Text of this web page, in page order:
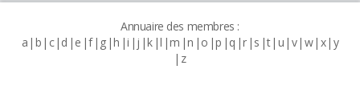
Annuaire des membres :
a b c d e f g h i j k l m n o p q r s t u v w x y
z